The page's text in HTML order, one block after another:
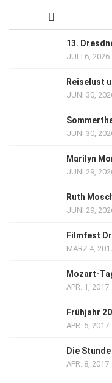
13.
JULI 6, 2026
Reiselust
JUNI 30,
JUNI 30,
Marilyn
JUNI 29,
Ruth
JUNI 29,
Filmfest
MÄRZ 4,
Mozart-
APR. 1, 2017
Frühjahr
APR. 5, 2017
Die
APR. 8, 2017